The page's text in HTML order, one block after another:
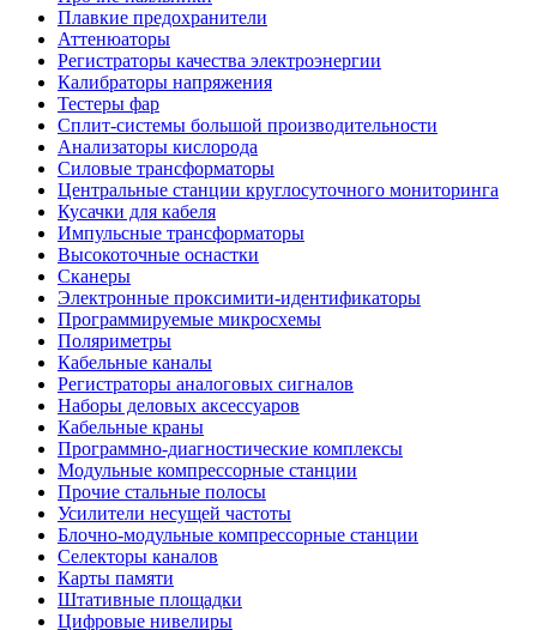
Плавкие предохранители
Аттенюаторы
Регистраторы качества электроэнергии
Калибраторы напряжения
Тестеры фар
Сплит-системы большой производительности
Анализаторы кислорода
Силовые трансформаторы
Центральные станции круглосуточного мониторинга
Кусачки для кабеля
Импульсные трансформаторы
Высокоточные оснастки
Сканеры
Электронные проксимити-идентификаторы
Программируемые микросхемы
Поляриметры
Кабельные каналы
Регистраторы аналоговых сигналов
Наборы деловых аксессуаров
Кабельные краны
Программно-диагностические комплексы
Модульные компрессорные станции
Прочие стальные полосы
Усилители несущей частоты
Блочно-модульные компрессорные станции
Селекторы каналов
Карты памяти
Штативные площадки
Цифровые нивелиры